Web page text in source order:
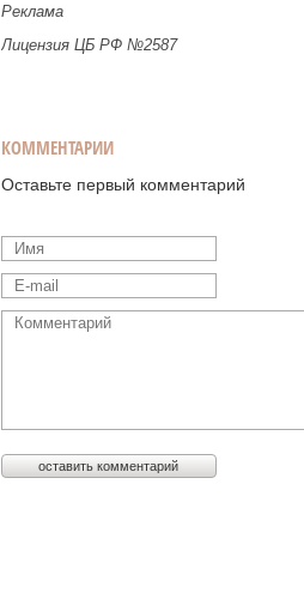
Реклама
Лицензия ЦБ РФ №2587
КОММЕНТАРИИ
Оставьте первый комментарий